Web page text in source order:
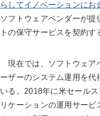
らしてイノベーションに
ソフトウェアベンダーが
トの保守サービスを契約
現在では、ソフトウェア
ーザーのシステム運用を代
いる。2018年に米セール
リケーションの運用サー